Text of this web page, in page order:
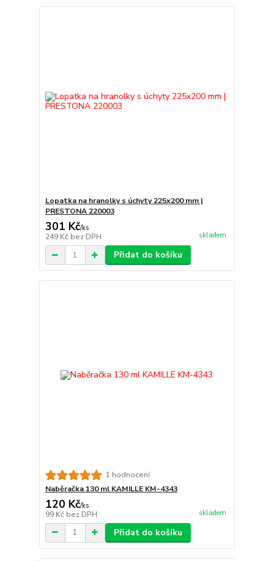
Lopatka na hranolky s úchyty 225x200 mm |
PRESTONA 220003
301 Kč/ks
249 Kč bez DPH skladem
Přidat do košíku
1 hodnocení
Naběračka 130 ml KAMILLE KM-4343
120 Kč/ks
99 Kč bez DPH skladem
Přidat do košíku